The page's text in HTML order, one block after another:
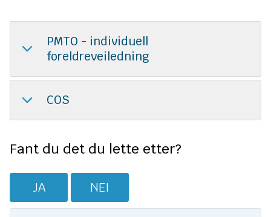
PMTO - individuell
foreldreveiledning
COS
Fant du det du lette etter?
JA NEI